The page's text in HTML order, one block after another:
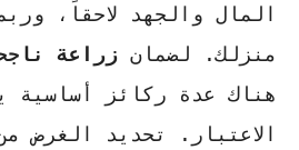
المال والجهد لاحقاً،
منزلك. لضمان زراعة
هناك عدة ركائز أساسية
الاعتبار. تحديد الغرض